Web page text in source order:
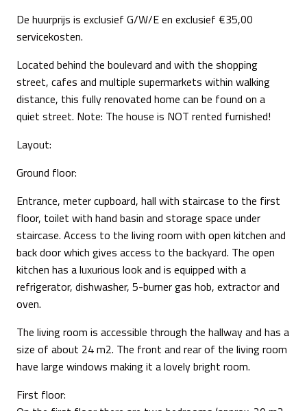
De huurprijs is exclusief G/W/E en exclusief €35,00
servicekosten.
Located behind the boulevard and with the shopping
street, cafes and multiple supermarkets within walking
distance, this fully renovated home can be found on a
quiet street. Note: The house is NOT rented furnished!
Layout:
Ground floor:
Entrance, meter cupboard, hall with staircase to the first
floor, toilet with hand basin and storage space under
staircase. Access to the living room with open kitchen and
back door which gives access to the backyard. The open
kitchen has a luxurious look and is equipped with a
refrigerator, dishwasher, 5-burner gas hob, extractor and
oven.
The living room is accessible through the hallway and has a
size of about 24 m2. The front and rear of the living room
have large windows making it a lovely bright room.
First floor: